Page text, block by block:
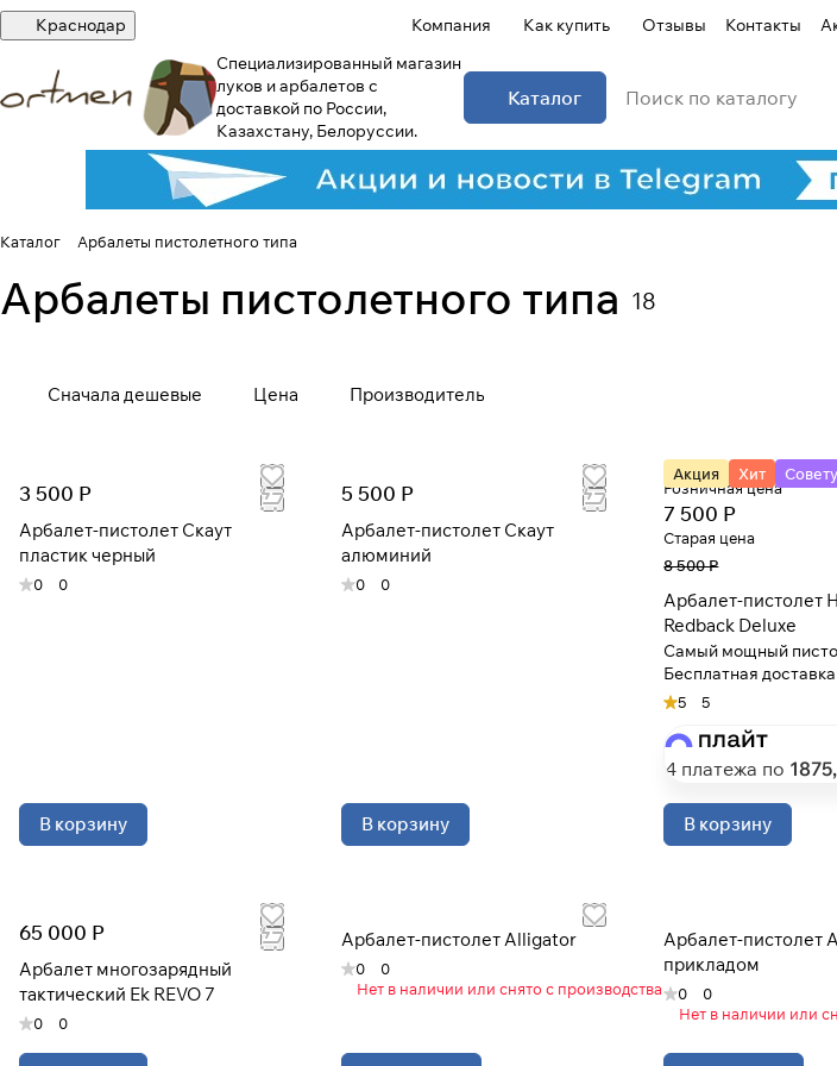
Краснодар Компания Как купить Отзывы Контакты
Специализированный магазин
луков и арбалетов с
доставкой по России,
Казахстану, Белоруссии.
Каталог
Каталог Арбалеты пистолетного типа
Арбалеты пистолетного типа 18
Сначала дешевые Цена Производитель
3 500 Р
Арбалет-пистолет Скаут
пластик черный
0 0
В корзину
5 500 Р
Арбалет-пистолет Скаут
алюминий
0 0
В корзину
Акция Хит
Розничная цена
7 500 Р
Старая цена
8 500 Р
Арбалет-пистолет
Redback Deluxe
Самый мощный
Бесплатная
5 5
4 платежа по 1875
В корзину
65 000 Р
Арбалет многозарядный
тактический Ek REVO 7
0 0
Арбалет-пистолет Alligator
0
0
Нет в наличии или снято с производства
Арбалет-пистолет
прикладом
0
0
Нет в наличии или
Для клиентов всех банков
оплату на
Сегодня
Добавляйте товарыв